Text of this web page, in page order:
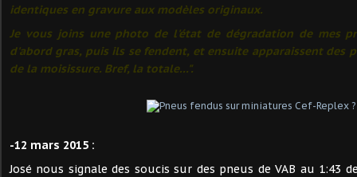
identiques en gravure aux modèles originaux.
Je vous joins une photo de l'état de dégradation de mes
d'abord gras, puis ils se fendent, et ensuite apparaissent des
de la moisissure. Bref, la totale...".
-12 mars 2015 :
José nous signale des soucis sur des pneus de VAB au 1:43